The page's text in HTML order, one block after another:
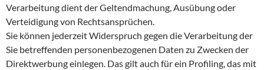
Verarbeitung dient der Geltendmachung, Ausübung oder
Verteidigung von Rechtsansprüchen.
Sie können jederzeit Widerspruch gegen die Verarbeitung der
Sie betreffenden personenbezogenen Daten zu Zwecken der
Direktwerbung einlegen. Das gilt auch für ein Profiling, das mit